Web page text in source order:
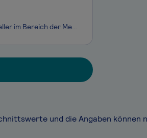
KaWe - KIRCHNER & WILHELM GmbH + Co. KG ist ein international tätiger Hersteller im Bereich der Medizintechnik und zählt dabei zu den weltweit führenden Unternehmen. Wir suchen zum frühestmöglichen Zeitpunkt eine/n Mitarbeiter/in in Vollzeit als: Produktions- und Qualitätsassistent (m/w/d)
und die Angaben können